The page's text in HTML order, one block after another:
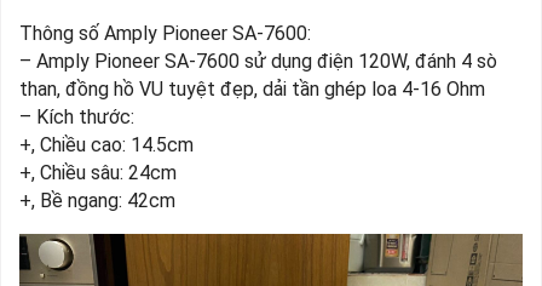
Thông số Amply Pioneer SA-7600:
– Amply Pioneer SA-7600 sử dụng điện 120W, đánh 4 sò
than, đồng hồ VU tuyệt đẹp, dải tần ghép loa 4-16 Ohm
– Kích thước:
+, Chiều cao: 14.5cm
+, Chiều sâu: 24cm
+, Bề ngang: 42cm